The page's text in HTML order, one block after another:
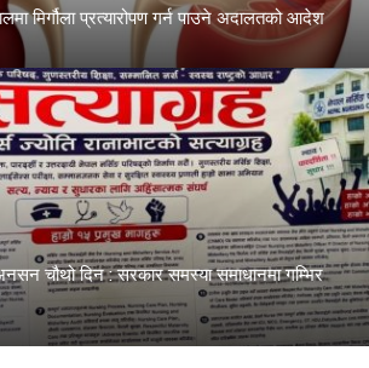
मिर्गौला प्रत्यारोपण गर्न पाउने अदालतको आदेश
चौथो दिन : सरकार समस्या समाधानमा गम्भिर